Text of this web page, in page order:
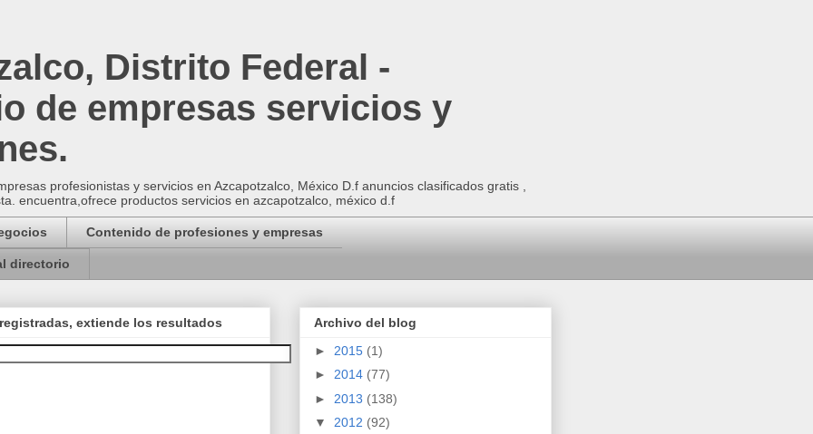
Distrito Federal -
de empresas servicios y
profesionistas y servicios en Azcapotzalco, México D.f anuncios clasificados gratis ,
encuentra,ofrece productos servicios en azcapotzalco, méxico d.f
Contenido de profesiones y empresas
directorio
extiende los resultados
Archivo del blog
► 2015 (1)
► 2014 (77)
► 2013 (138)
▼ 2012 (92)